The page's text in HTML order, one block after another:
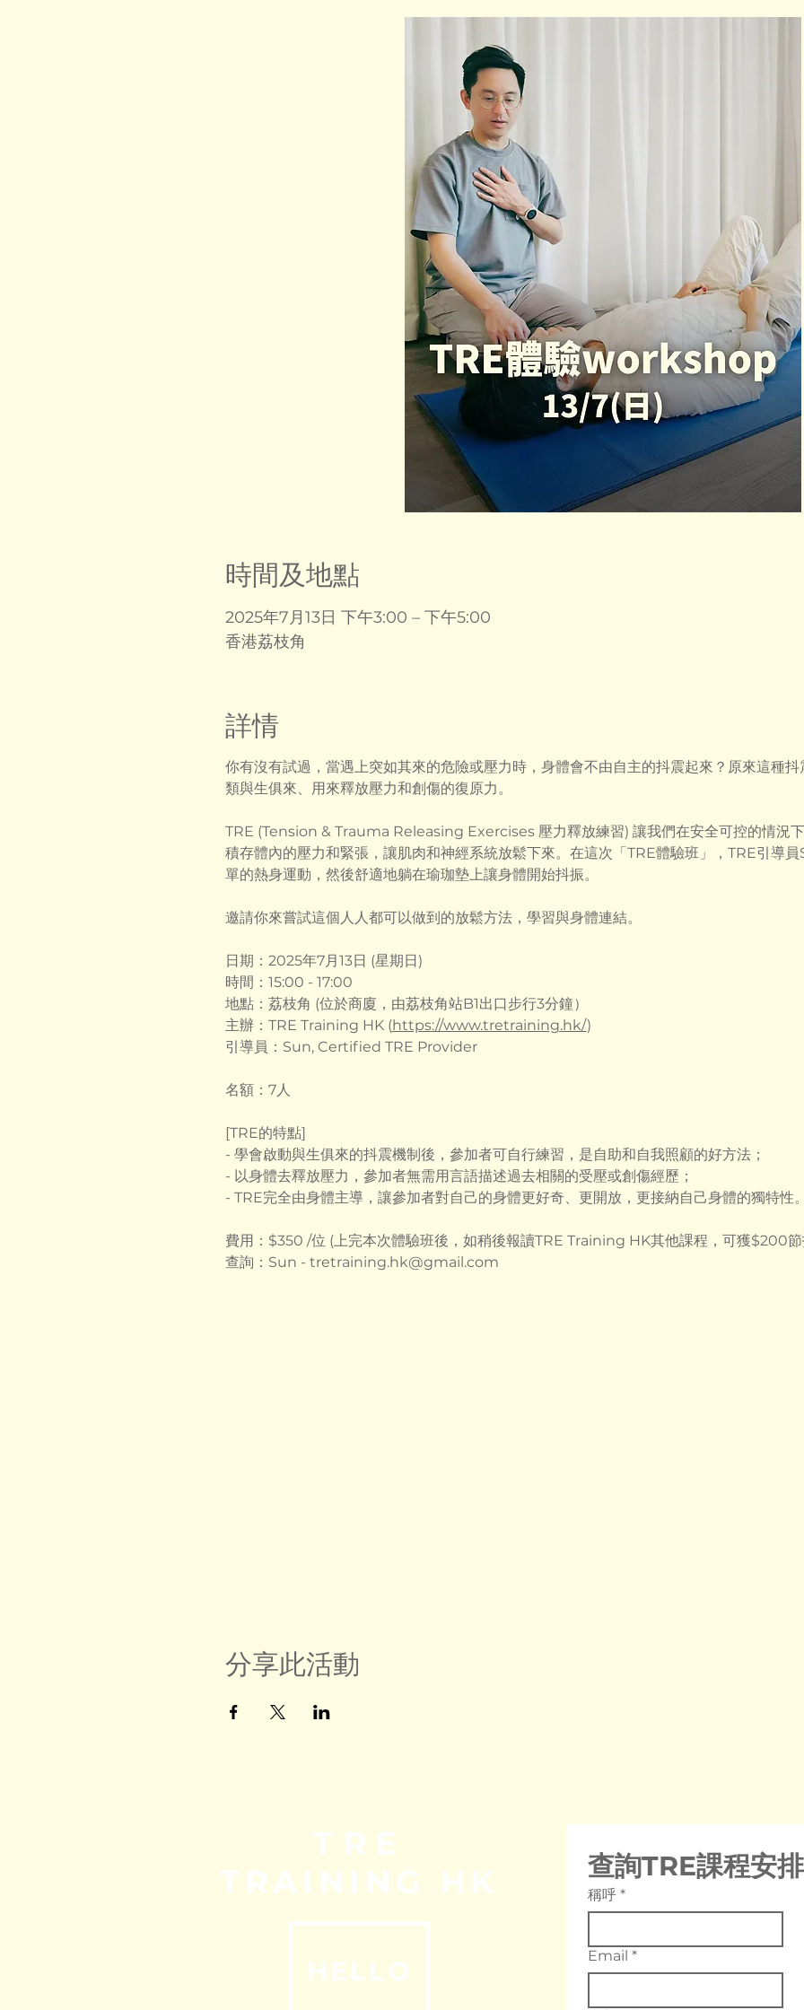
時間及地點
2025年7月13日 下午3:00 – 下午5:00
香港荔枝角
詳情
你有沒有試過，當遇上突如其來的危險或壓力時，身體會不由自主的抖震起來？原來這種抖
類與生俱來、用來釋放壓力和創傷的復原力。
TRE (Tension & Trauma Releasing Exercises 壓力釋放練習) 讓我們在安全可控的情況
積存體內的壓力和緊張，讓肌肉和神經系統放鬆下來。在這次「TRE體驗班」，TRE引導
單的熱身運動，然後舒適地躺在瑜珈墊上讓身體開始抖振。
邀請你來嘗試這個人人都可以做到的放鬆方法，學習與身體連結。
日期：2025年7月13日 (星期日)
時間：15:00 - 17:00
地點：荔枝角 (位於商廈，由荔枝角站B1出口步行3分鐘）
主辦：TRE Training HK (https://www.tretraining.hk/)
引導員：Sun, Certified TRE Provider
名額：7人
[TRE的特點]
- 學會啟動與生俱來的抖震機制後，參加者可自行練習，是自助和自我照顧的好方法；
- 以身體去釋放壓力，參加者無需用言語描述過去相關的受壓或創傷經歷；
- TRE完全由身體主導，讓參加者對自己的身體更好奇、更開放，更接納自己身體的獨特性。
費用：$350 /位 (上完本次體驗班後，如稍後報讀TRE Training HK其他課程，可獲$200節
查詢：Sun - tretraining.hk@gmail.com
分享此活動
TRE
TRAINING HK
HELLO
查詢TRE課程安排
稱呼 *
Email *